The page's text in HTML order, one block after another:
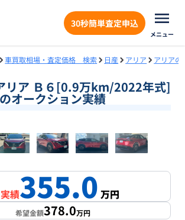
30秒簡単査定申込
メニュー
車買取相場・査定価格 検索 日産 アリア アリアの
リア Ｂ６[0.9万km/2022年式]
のオークション実績
1/18
績355.0万円
希望金額378.0万円